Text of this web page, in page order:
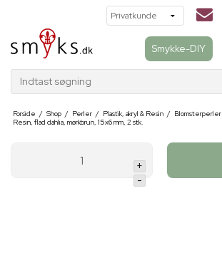
Smykke-DIY
Indtast søgning
Forside / Shop / Perler / Plastik, akryl & Resin / Blomsterperler
Resin, flad dahlia, mørkbrun, 15x6 mm, 2 stk.
+
-